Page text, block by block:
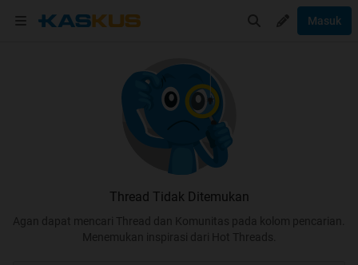
Masuk
Thread Tidak Ditemukan
Agan dapat mencari Thread dan Komunitas pada kolom pencarian.
Menemukan inspirasi dari Hot Threads.